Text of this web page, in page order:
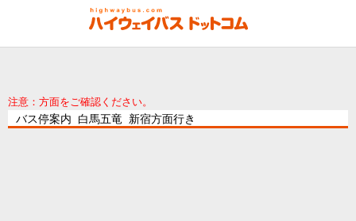
注意：方面をご確認ください。
バス停案内 白馬五竜 新宿方面行き